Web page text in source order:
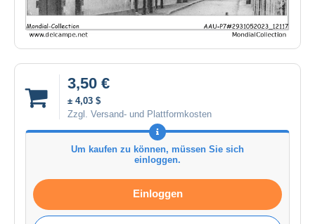
3,50 €
± 4,03 $
Zzgl. Versand- und Plattformkosten
Um kaufen zu können, müssen Sie sich
einloggen.
Einloggen